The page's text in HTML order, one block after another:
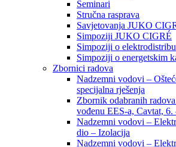
Seminari​
Stručna rasprava​
Savjetovanja JUKO
Simpoziji JUKO CIGRÉ
Simpoziji o
Simpoziji o energetskim
Zbornici radova
Nadzemni vodovi –
specijalna rješenja
Zbornik odabranih
vođenu EES-a, Cavtat, 6.
Nadzemni vodovi –
dio – Izolacija
Nadzemni vodovi –